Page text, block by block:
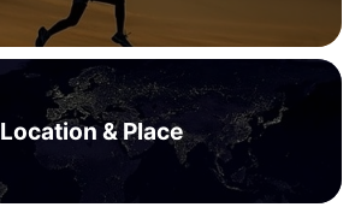
Location & Place